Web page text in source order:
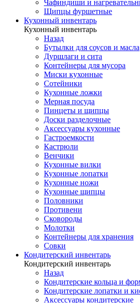
Чафиндиши и
Щипцы фуршетные
Кухонный инвентарь
Кухонный инвентарь
Назад
Бутылки для соусов и масла
Дуршлаги и сита
Контейнеры для мусора
Миски кухонные
Сотейники
Кухонные ложки
Мерная посуда
Пинцеты и щипцы
Доски разделочные
Аксессуары кухонные
Гастроемкости
Кастрюли
Венчики
Кухонные вилки
Кухонные лопатки
Кухонные ножи
Кухонные щипцы
Половники
Противени
Сковороды
Молотки
Контейнеры для хранения
Совки
Кондитерский инвентарь
Кондитерский инвентарь
Назад
Кондитерские кольца и
Кондитерские лопатки и
Аксессуары кондитерские